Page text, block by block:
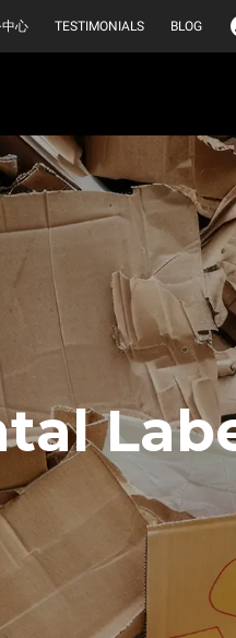
心 TESTIMONIALS BLOG